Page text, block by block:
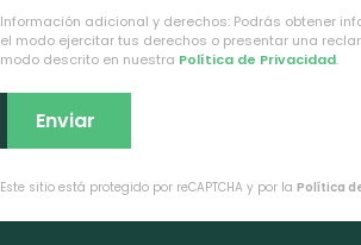
Información adicional y derechos: Podrás obtener
el modo ejercitar tus derechos o presentar una
modo descrito en nuestra Política de Privacidad.
Este sitio está protegido por reCAPTCHA y por la Política